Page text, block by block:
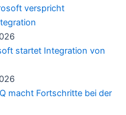
verspricht
startet Integration von
macht Fortschritte bei der